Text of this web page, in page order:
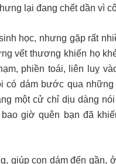
lại đang chết dần vì
học, nhưng gặp rất
vết thương khiến họ
phiền toái, liên luỵ
có dám bước qua những
một cử chỉ dịu dàng
giờ quên bạn đã
giúp con dám đến gần,